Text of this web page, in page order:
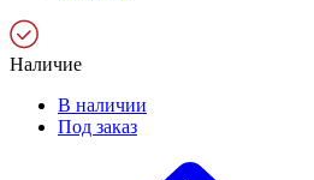
Наличие
В наличии
Под заказ